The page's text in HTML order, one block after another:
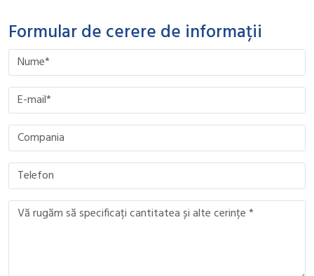
Formular de cerere de informații
Please leave this field empty.
Please leave this field empty.
Please leave this field empty.
Please leave this field empty.